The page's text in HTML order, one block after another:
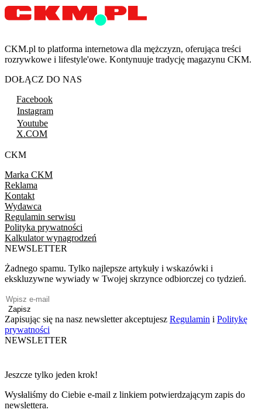
CKM.pl to platforma internetowa dla mężczyzn, oferująca treści
rozrywkowe i lifestyle'owe. Kontynuuje tradycję magazynu CKM.
DOŁĄCZ DO NAS
Facebook
Instagram
Youtube
X.COM
CKM
Marka CKM
Reklama
Kontakt
Wydawca
Regulamin serwisu
Polityka prywatności
Kalkulator wynagrodzeń
NEWSLETTER
Żadnego spamu. Tylko najlepsze artykuły i wskazówki i
ekskluzywne wywiady w Twojej skrzynce odbiorczej co tydzień.
Zapisz
Zapisując się na nasz newsletter akceptujesz Regulamin i Politykę
prywatności
NEWSLETTER
Jeszcze tylko jeden krok!
Wysłaliśmy do Ciebie e-mail z linkiem potwierdzającym zapis do
newslettera.